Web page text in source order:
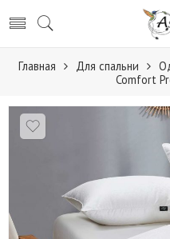
Главная Для спальни
Comfort